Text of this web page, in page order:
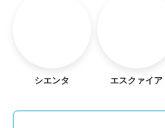
シエンタ エスクァイア